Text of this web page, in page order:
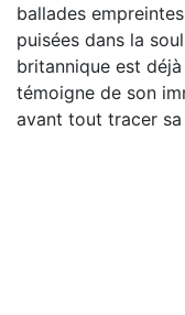
ballades
puisées dans la
britannique est
témoigne de son
avant tout tracer